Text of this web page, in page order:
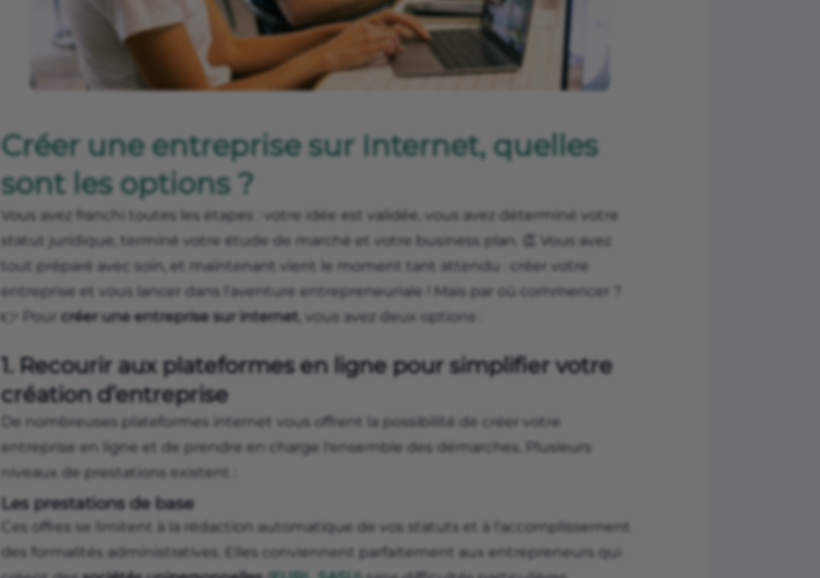
Créer une entreprise sur Internet, quelles
sont les options ?
Vous avez franchi toutes les étapes : votre idée est validée, vous avez déterminé votre
statut juridique, terminé votre étude de marché et votre business plan. 👏 Vous avez
tout préparé avec soin, et maintenant vient le moment tant attendu : créer votre
entreprise et vous lancer dans l'aventure entrepreneuriale ! Mais par où commencer ?
👉 Pour créer une entreprise sur internet , vous avez deux options :
1. Recourir aux plateformes en ligne pour simplifier votre
création d’entreprise
De nombreuses plateformes internet vous offrent la possibilité de créer votre
entreprise en ligne et de prendre en charge l'ensemble des démarches. Plusieurs
niveaux de prestations existent :
Les prestations de base
Ces offres se limitent à la rédaction automatique de vos statuts et à l'accomplissement
des formalités administratives. Elles conviennent parfaitement aux entrepreneurs qui